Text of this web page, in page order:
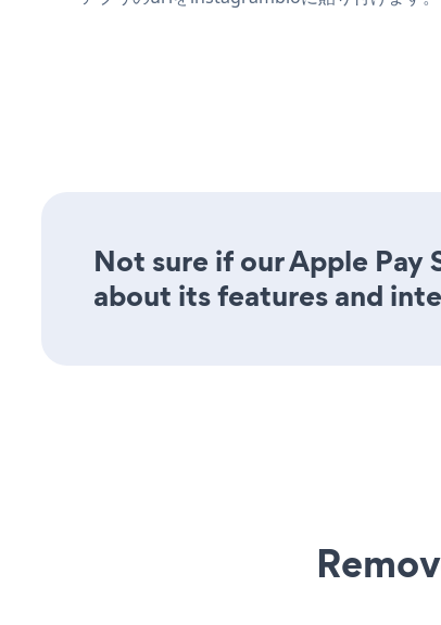
Not sure if our Apple
about its features and